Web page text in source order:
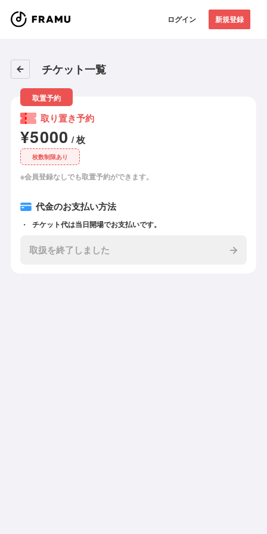
ログイン 新規登録
チケット一覧
取置予約
取り置き予約
¥5000 / 枚
枚数制限あり
※会員登録なしでも取置予約ができます。
代金のお支払い方法
チケット代は当日開場でお支払いです。
取扱を終了しました